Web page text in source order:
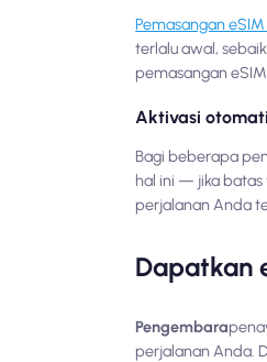
Pemasangan
terlalu awal,
pemasangan
Aktivasi
Bagi beberapa
hal ini — jika batas
perjalanan Anda
Dapatkan
Pengembara
perjalanan Anda.